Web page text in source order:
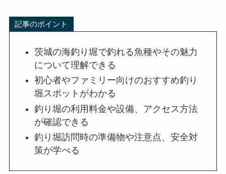
記事のポイント
茨城の海釣り堀で釣れる魚種やその魅力
について理解できる
初心者やファミリー向けのおすすめ釣り
堀スポットがわかる
釣り堀の利用料金や設備、アクセス方法
が確認できる
釣り堀訪問時の準備物や注意点、安全対
策が学べる